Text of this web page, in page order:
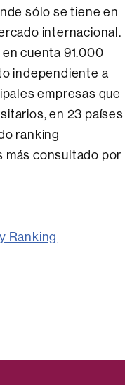
sólo se tiene en
internacional.
cuenta 91.000
independiente a
empresas que
en 23 países
ranking
más consultado por
Ranking